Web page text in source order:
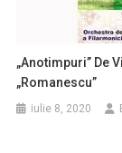
„Anotimpuri” De
„Romanescu”
iulie 8, 2020